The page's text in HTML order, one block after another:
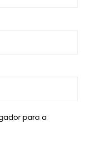
para a